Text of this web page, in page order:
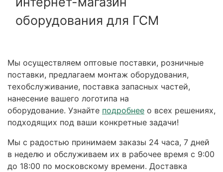
оборудования для ГСМ
Мы осуществляем оптовые поставки, розничные
поставки, предлагаем монтаж оборудования,
техобслуживание, поставка запасных частей,
нанесение вашего логотипа на
оборудование. Узнайте подробнее о всех решениях,
подходящих под ваши конкретные задачи!
Мы с радостью принимаем заказы 24 часа, 7 дней
в неделю и обслуживаем их в рабочее время с 9:00
до 18:00 по московскому времени. Доставка